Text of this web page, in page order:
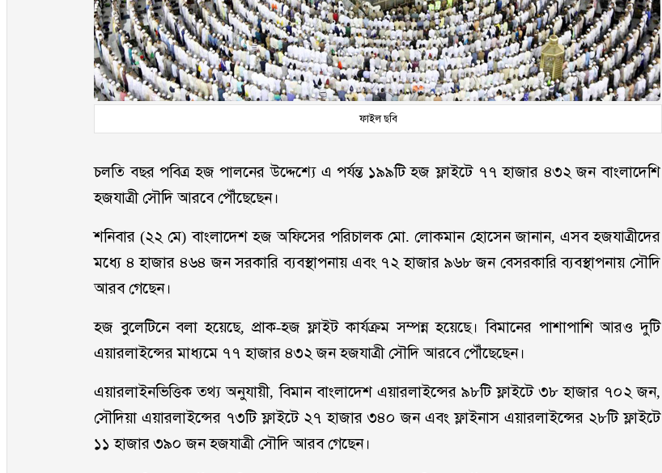
ফাইল ছবি
চলতি বছর পবিত্র হজ পালনের উদ্দেশ্যে এ পর্যন্ত ১৯৯টি হজ ফ্লাইটে ৭৭ হাজার ৪৩২ জন বাংলাদেশি
হজযাত্রী সৌদি আরবে পৌঁছেছেন।
শনিবার (২২ মে) বাংলাদেশ হজ অফিসের পরিচালক মো. লোকমান হোসেন জানান, এসব হজযাত্রীদের
মধ্যে ৪ হাজার ৪৬৪ জন সরকারি ব্যবস্থাপনায় এবং ৭২ হাজার ৯৬৮ জন বেসরকারি ব্যবস্থাপনায় সৌদি
আরব গেছেন।
হজ বুলেটিনে বলা হয়েছে, প্রাক-হজ ফ্লাইট কার্যক্রম সম্পন্ন হয়েছে। বিমানের পাশাপাশি আরও দুটি
এয়ারলাইন্সের মাধ্যমে ৭৭ হাজার ৪৩২ জন হজযাত্রী সৌদি আরবে পৌঁছেছেন।
এয়ারলাইনভিত্তিক তথ্য অনুযায়ী, বিমান বাংলাদেশ এয়ারলাইন্সের ৯৮টি ফ্লাইটে ৩৮ হাজার ৭০২ জন,
সৌদিয়া এয়ারলাইন্সের ৭৩টি ফ্লাইটে ২৭ হাজার ৩৪০ জন এবং ফ্লাইনাস এয়ারলাইন্সের ২৮টি ফ্লাইটে
১১ হাজার ৩৯০ জন হজযাত্রী সৌদি আরব গেছেন।